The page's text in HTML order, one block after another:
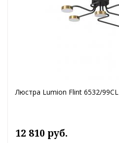
Люстра Lumion Flint 6532/99CL
12 810 руб.